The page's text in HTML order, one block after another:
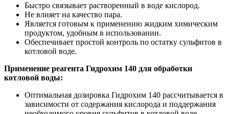
Быстро связывает растворенный в воде кислород.
Не влияет на качество пара.
Является готовым к применению жидким химическим
продуктом, удобным в использовании.
Обеспечивает простой контроль по остатку сульфитов в
котловой воде.
Применение реагента Гидрохим 140 для обработки
котловой воды:
Оптимальная дозировка Гидрохим 140 рассчитывается в
зависимости от содержания кислорода и поддержания